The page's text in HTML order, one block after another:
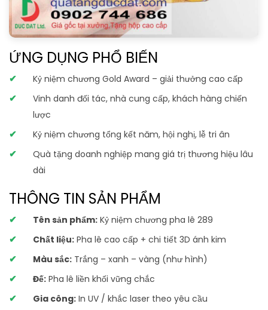
ỨNG DỤNG PHỔ BIẾN
Kỷ niệm chương Gold Award – giải thưởng cao cấp
Vinh danh đối tác, nhà cung cấp, khách hàng chiến
lược
Kỷ niệm chương tổng kết năm, hội nghị, lễ tri ân
Quà tặng doanh nghiệp mang giá trị thương hiệu lâu
dài
THÔNG TIN SẢN PHẨM
Tên sản phẩm: Kỷ niệm chương pha lê 289
Chất liệu: Pha lê cao cấp + chi tiết 3D ánh kim
Màu sắc: Trắng – xanh – vàng (như hình)
Đế: Pha lê liền khối vững chắc
Gia công: In UV / khắc laser theo yêu cầu